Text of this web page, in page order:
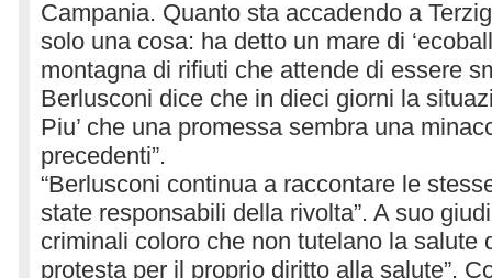
Campania. Quanto sta accadendo a
solo una cosa: ha detto un mare di
montagna di rifiuti che attende di essere
Berlusconi dice che in dieci giorni la
Piu’ che una promessa sembra una
precedenti”.
“Berlusconi continua a raccontare le
state responsabili della rivolta”. A suo
criminali coloro che non tutelano la salute
protesta per il proprio diritto alla salute”.